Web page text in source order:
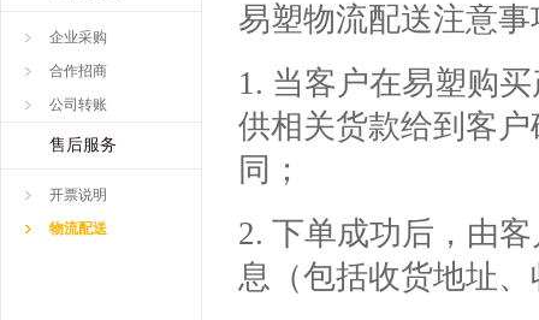
企业采购
合作招商
公司转账
售后服务
开票说明
物流配送
易塑物流配送注意事
1. 当客户在易塑购
供相关货款给到客
同；
2. 下单成功后，由
息（包括收货地址